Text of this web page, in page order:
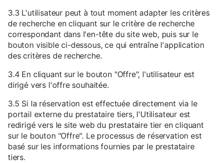
3.3 L'utilisateur peut à tout moment adapter les critères
de recherche en cliquant sur le critère de recherche
correspondant dans l'en-tête du site web, puis sur le
bouton visible ci-dessous, ce qui entraîne l'application
des critères de recherche.
3.4 En cliquant sur le bouton "Offre", l'utilisateur est
dirigé vers l'offre souhaitée.
3.5 Si la réservation est effectuée directement via le
portail externe du prestataire tiers, l'Utilisateur est
redirigé vers le site web du prestataire tier en cliquant
sur le bouton "Offre". Le processus de réservation est
basé sur les informations fournies par le prestataire
tiers.